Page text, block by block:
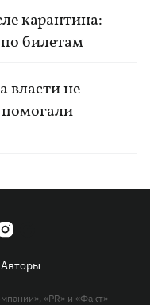
карантина:
билетам
власти не
помогали
Авторы
«PR» и «Факт»